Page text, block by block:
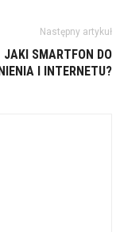
Następny artykuł
JAKI SMARTFON DO
I INTERNETU?